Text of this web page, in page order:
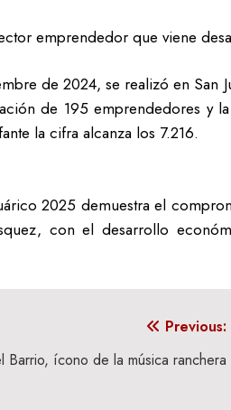
emprendedor que viene
de 2024, se realizó en
de 195 emprendedores y
la cifra alcanza los 7.216.
2025 demuestra el
con el desarrollo
Previous:
Barrio, ícono de la música ranchera